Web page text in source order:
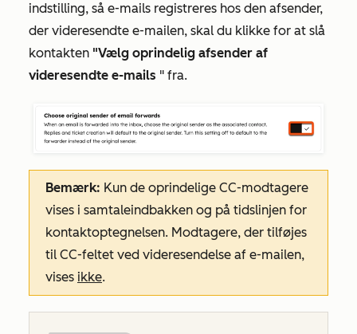
indstilling, så e-mails registreres hos den afsender,
der videresendte e-mailen, skal du klikke for at slå
kontakten "Vælg oprindelig afsender af
videresendte e-mails " fra.
Bemærk: Kun de oprindelige CC-modtagere
vises i samtaleindbakken og på tidslinjen for
kontaktoptegnelsen. Modtagere, der tilføjes
til CC-feltet ved videresendelse af e-mailen,
vises ikke.